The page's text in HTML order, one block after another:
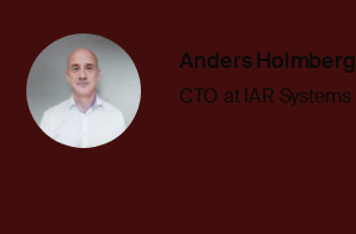
Anders Holmberg
CTO at IAR Systems